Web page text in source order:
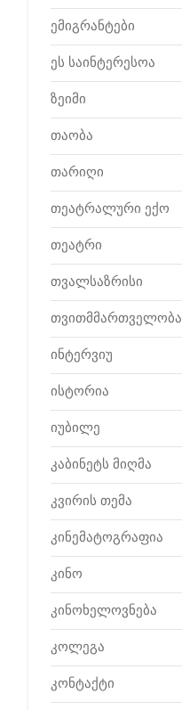
ემიგრანტები
ეს საინტერესოა
ზეიმი
თაობა
თარიღი
თეატრალური ექო
თეატრი
თვალსაზრისი
თვითმმართველობა
ინტერვიუ
ისტორია
იუბილე
კაბინეტს მიღმა
კვირის თემა
კინემატოგრაფია
კინო
კინოხელოვნება
კოლეგა
კონტაქტი